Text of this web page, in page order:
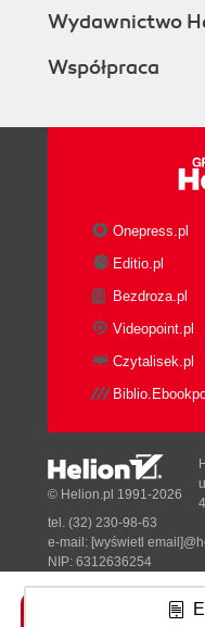
Wydawnictwo
Współpraca
Onepress.pl
Editio.pl
Bezdroza.pl
Videopoint.pl
Czytalisek.pl
© Helion.pl 1991-2026
tel. (32) 230-98-63
e-mail: [wyświetl
NIP: 6312636254